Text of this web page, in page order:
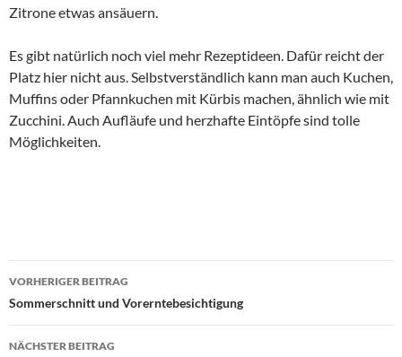
Zitrone etwas ansäuern.
Es gibt natürlich noch viel mehr Rezeptideen. Dafür reicht der
Platz hier nicht aus. Selbstverständlich kann man auch Kuchen,
Muffins oder Pfannkuchen mit Kürbis machen, ähnlich wie mit
Zucchini. Auch Aufläufe und herzhafte Eintöpfe sind tolle
Möglichkeiten.
Beitragsnavigation
VORHERIGER BEITRAG
Sommerschnitt und Vorerntebesichtigung
NÄCHSTER BEITRAG